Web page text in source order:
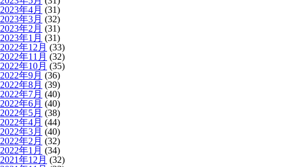
2023年4月 (31)
2023年3月 (32)
2023年2月 (31)
2023年1月 (31)
2022年12月 (33)
2022年11月 (32)
2022年10月 (35)
2022年9月 (36)
2022年8月 (39)
2022年7月 (40)
2022年6月 (40)
2022年5月 (38)
2022年4月 (44)
2022年3月 (40)
2022年2月 (32)
2022年1月 (34)
2021年12月 (32)